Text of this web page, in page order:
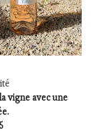
vigne avec une